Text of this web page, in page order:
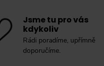
Jsme tu pro vás
kdykoliv
Rádi poradíme, upřímně
doporučíme.